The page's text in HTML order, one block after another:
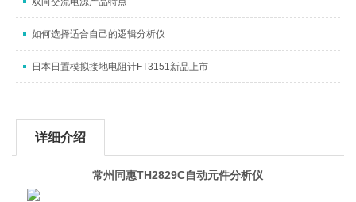
如何选择适合自己的逻辑分析仪
日本日置模拟接地电阻计FT3151新品上市
详细介绍
常州同惠TH2829C自动元件分析仪